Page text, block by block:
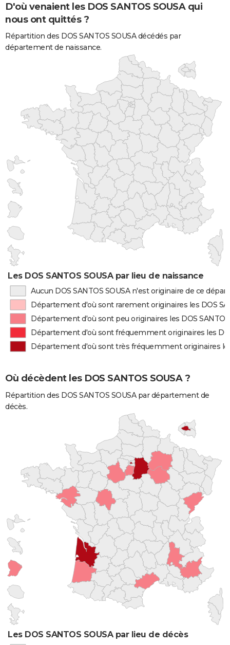
D'où venaient les DOS SANTOS SOUSA qui
nous ont quittés ?
Répartition des DOS SANTOS SOUSA décédés par
département de naissance.
Les DOS SANTOS SOUSA par lieu de naissance
Aucun DOS SANTOS SOUSA n'est originaire de ce
Département d'où sont rarement originaires les DOS
Département d'où sont peu originaires les DOS SANTOS
Département d'où sont fréquemment originaires les
Département d'où sont très fréquemment originaires les
Où décèdent les DOS SANTOS SOUSA ?
Répartition des DOS SANTOS SOUSA par département de
décès.
Les DOS SANTOS SOUSA par lieu de décès